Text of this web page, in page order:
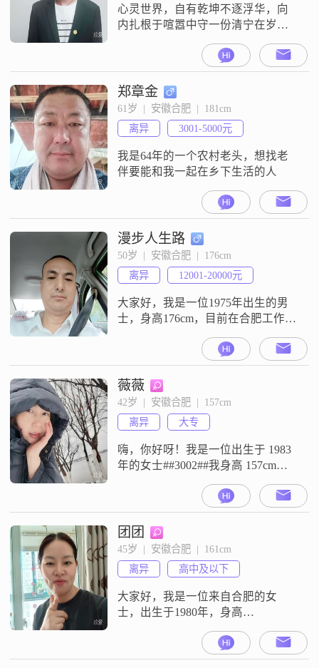
心灵世界，自有乾坤不逐浮华，向
内扎根于喧嚣中守一份清宁在岁月
郑章金
61岁  |  安徽合肥  |  181cm
离异
3001-5000元
我是64年的一个农村老头，想找老
伴要能和我一起在乡下生活的人
漫步人生路
50岁  |  安徽合肥  |  176cm
离异
12001-20000元
大家好，我是一位1975年出生的男
士，身高176cm，目前在合肥工作。
间，拥有大学本科学历。在性格方
面，我自认为是一个稳重可靠的
人，做事踏实，不轻易放弃。在生
活中，我总是保持着乐观积极的态
度，面对困难也能保持冷静，寻找
解决办法。我性格随和，容易相
处，不喜欢与人争执，更愿意通过
沟通来
薇薇
42岁  |  安徽合肥  |  157cm
离异
大专
嗨，你好呀！我是一位出生于 1983
年的女士##3002##我身高 157cm，
给身边的人带来温暖和关怀
##3002##我性格乐观积极，不管遇
到什么困难，都能以平和的心态去
面对##3002##而且我很随和易相
处，不会过分计较一些小事，与人
相处时真诚可靠，从不说谎骗人
##3002##在生活
团团
45岁  |  安徽合肥  |  161cm
离异
高中及以下
大家好，我是一位来自合肥的女
士，出生于1980年，身高
5000元之间，目前从事一份稳定的
工作##3002##虽然我的学历是高中